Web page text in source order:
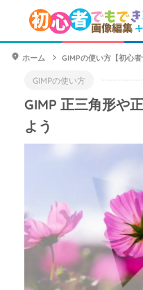
ホーム GIMPの使い方【初心
GIMPの使い方
GIMP 正三角形や
よう